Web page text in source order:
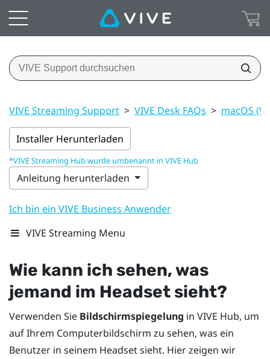
VIVE Streaming Support > VIVE Desk FAQs > macOS
Installer Herunterladen
*VIVE Streaming Hub wurde umbenannt in VIVE Hub
Anleitung herunterladen
Ich bin ein VIVE Business Anwender
VIVE Streaming Menu
Wie kann ich sehen, was
jemand im Headset sieht?
Verwenden Sie Bildschirmspiegelung in VIVE Hub, um
auf Ihrem Computerbildschirm zu sehen, was ein
Benutzer in seinem Headset sieht. Hier zeigen wir